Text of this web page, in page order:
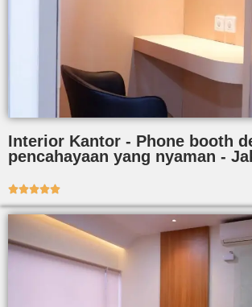
Interior Kantor - Phone booth
pencahayaan yang nyaman -
